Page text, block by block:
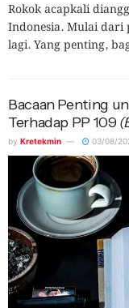
Rokok acapkali
Indonesia. Mulai dari
lagi. Yang penting,
Bacaan Penting
Terhadap PP 109
by Kretekmin 03/08/